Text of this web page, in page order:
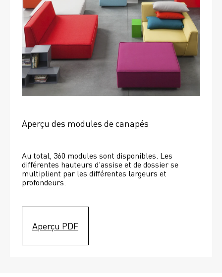
Aperçu des modules de canapés
Au total, 360 modules sont disponibles. Les
différentes hauteurs d'assise et de dossier se
multiplient par les différentes largeurs et
profondeurs.
Aperçu PDF